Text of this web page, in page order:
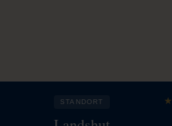
★
STANDORT